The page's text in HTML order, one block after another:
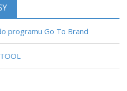
programu Go To Brand